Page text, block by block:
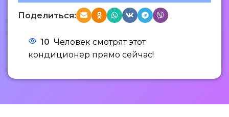
Поделиться:
10 Человек смотрят этот
кондиционер прямо сейчас!